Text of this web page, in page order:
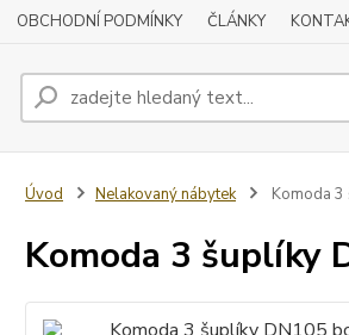
OBCHODNÍ PODMÍNKY ČLÁNKY
Úvod Nelakovaný nábytek Komoda 3
Komoda 3 šuplíky